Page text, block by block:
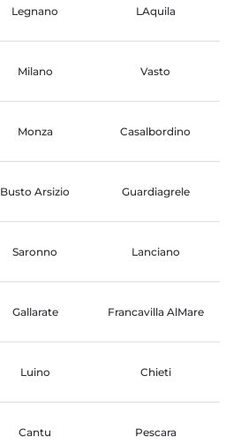
Legnano LAquila
Milano Vasto
Monza Casalbordino
Busto Arsizio Guardiagrele
Saronno Lanciano
Gallarate Francavilla AlMare
Luino Chieti
Cantu Pescara